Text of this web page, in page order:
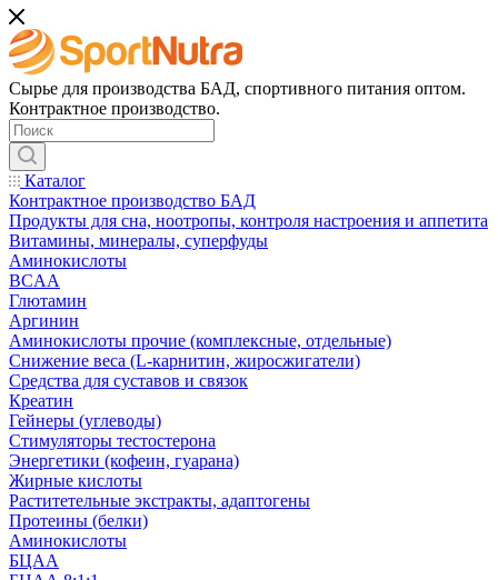
Сырье для производства БАД, спортивного питания оптом.
Контрактное производство.
Каталог
Контрактное производство БАД
Продукты для сна, ноотропы, контроля настроения и аппетита
Витамины, минералы, суперфуды
Аминокислоты
BCAA
Глютамин
Аргинин
Аминокислоты прочие (комплексные, отдельные)
Снижение веса (L-карнитин, жиросжигатели)
Средства для суставов и связок
Креатин
Гейнеры (углеводы)
Стимуляторы тестостерона
Энергетики (кофеин, гуарана)
Жирные кислоты
Раститетельные экстракты, адаптогены
Протеины (белки)
Аминокислоты
БЦАА